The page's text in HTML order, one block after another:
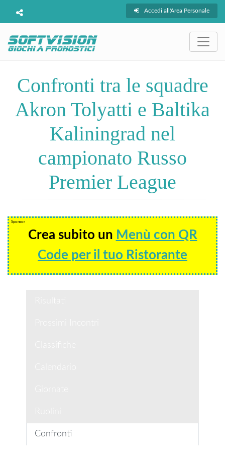
Accedi all'Area Personale
Confronti tra le squadre
Akron Tolyatti e Baltika
Kaliningrad nel
campionato Russo
Premier League
Sponsor
Crea subito un Menù con QR
Code per il tuo Ristorante
Confronti